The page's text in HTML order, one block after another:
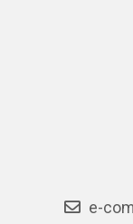
e-